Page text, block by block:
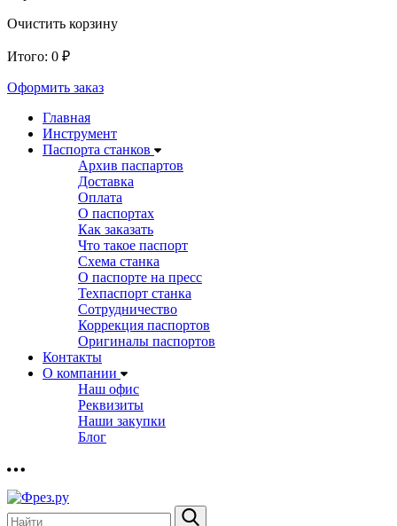
Очистить корзину
Итого: 0 ₽
Оформить заказ
Главная
Инструмент
Паспорта станков
Архив паспартов
Доставка
Оплата
О паспортах
Как заказать
Что такое паспорт
Схема станка
О паспорте на пресс
Техпаспорт станка
Сотрудничество
Коррекция паспортов
Оригиналы паспортов
Контакты
О компании
Наш офис
Реквизиты
Наши закупки
Блог